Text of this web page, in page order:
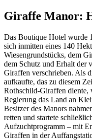
Giraffe Manor:
Das Boutique Hotel wurde
sich inmitten eines 140
Wiesengrundstücks, dem
dem Schutz und Erhalt der
Giraffen verschrieben. Als
aufkaufte, das zu diesem
Rothschild-Giraffen diente,
Regierung das Land an
Besitzer des Manors
retten und startete
Aufzuchtprogramm – mit
Giraffen in der